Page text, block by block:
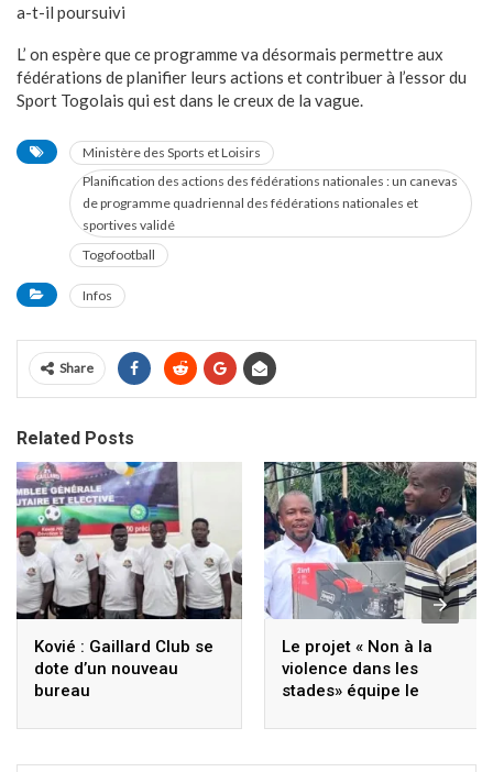
a-t-il poursuivi
L’ on espère que ce programme va désormais permettre aux
fédérations de planifier leurs actions et contribuer à l’essor du
Sport Togolais qui est dans le creux de la vague.
Ministère des Sports et Loisirs
Planification des actions des fédérations nationales : un canevas
de programme quadriennal des fédérations nationales et
sportives validé
Togofootball
Infos
Share
Related Posts
Kovié : Gaillard Club se
dote d’un nouveau
bureau
Le projet « Non à la
violence dans les
stades» équipe le
Kéta-Assoukopé